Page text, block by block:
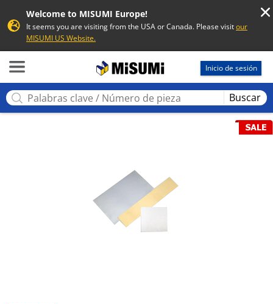
Welcome to MISUMI Europe!
It seems you are visiting from the USA or Canada. Please visitour
MISUMI US Website.
Inicio de sesión
Buscar